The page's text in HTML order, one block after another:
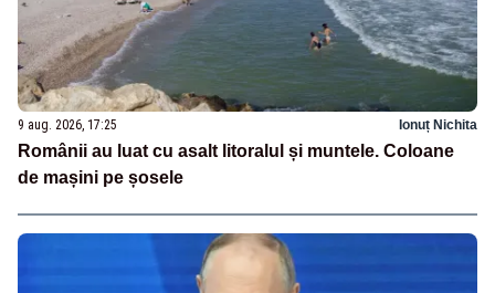
9 aug. 2026, 17:25 Ionuț Nichita
Românii au luat cu asalt litoralul și muntele. Coloane
de mașini pe șosele